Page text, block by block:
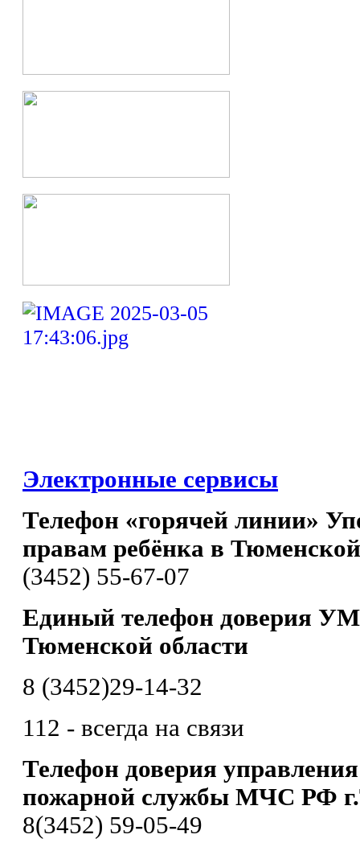
Электронные сервисы
Телефон «горячей линии»
правам ребёнка в
(3452) 55-67-07
Единый телефон доверия
Тюменской области
8 (3452)29-14-32
112 - всегда на связи
Телефон доверия
пожарной службы МЧС РФ
8(3452) 59-05-49